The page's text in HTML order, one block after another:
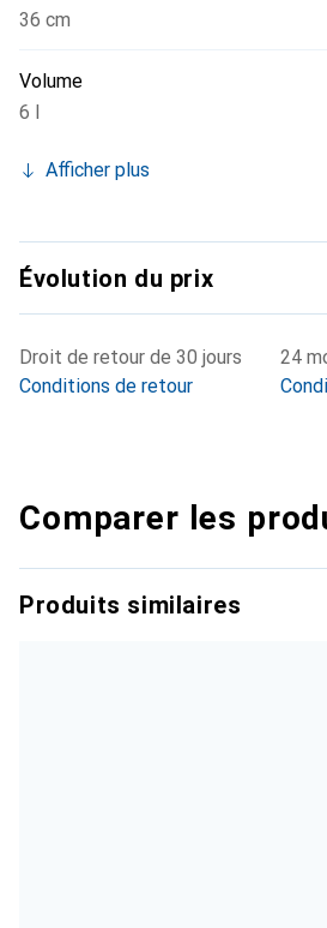
36 cm
Volume
6 l
Afficher plus
Évolution du prix
Droit de retour de 30 jours
Conditions de retour
24
Comparer les
Produits similaires